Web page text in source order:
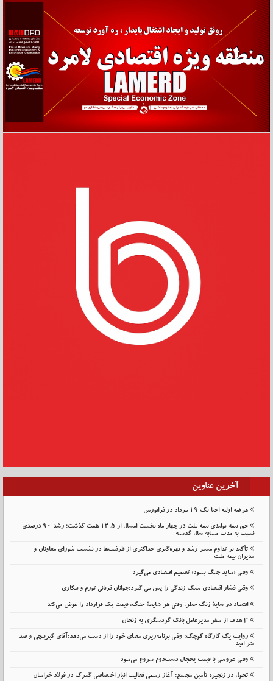
آخرین عناوین
عرضه اولیه احیا یک ۱۹ مرداد در فرابورس
حق بیمه تولیدی بیمه ملت در چهار ماه نخست امسال از 14.5 همت گذشت؛ رشد 90 درصدی
نسبت به مدت مشابه سال گذشته
تأکید بر تداوم مسیر رشد و بهره‌گیری حداکثری از ظرفیت‌ها در نشست شورای معاونان و
مدیران بیمه ملت
وقتی «شاید جنگ بشود» تصمیم اقتصادی می‌گیرد
وقتی فشار اقتصادی سبک زندگی را پس می گیرد:جوانان قربانی تورم و بیکاری
اقتصاد در سایهٔ زنگ خطر: وقتی هر شایعهٔ جنگ، قیمت یک قرارداد را عوض می‌کند
۳ هدف از سفر مدیرعامل بانک گردشگری به زنجان
روایت یک کارگاه کوچک؛ وقتی برنامه‌ریزی معنای خود را از دست می‌دهد؛آقای کبریتچی و صد
متر امید
وقتی عروسی با قیمت یخچال دست‌دوم شروع می‌شود
تحول در زنجیره تأمین مجتمع؛ آغاز رسمی فعالیت انبار اختصاصی گمرک در فولاد خراسان